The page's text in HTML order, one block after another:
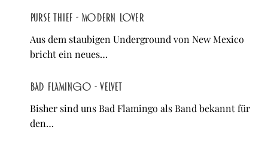
Purse Thief - Modern Lover
Aus dem staubigen Underground von New Mexico
bricht ein neues…
Bad Flamingo - Velvet
Bisher sind uns Bad Flamingo als Band bekannt für
den…